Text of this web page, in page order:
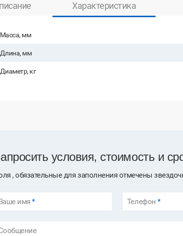
Характеристика
Масса, мм
Длина, мм
Диаметр, кг
условия, стоимость и
, обязательные для заполнения отмечены
имя* Телефон*